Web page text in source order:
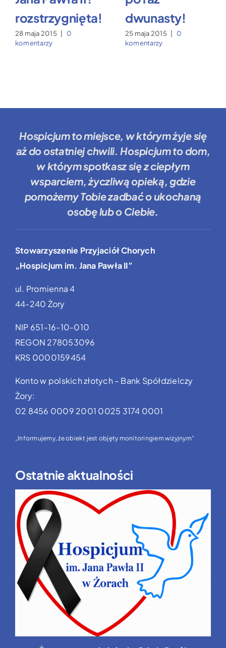
rozstrzygnięta!
28 maja 2015
0
komentarzy
dwunasty!
25 maja 2015
0
komentarzy
Hospicjum to miejsce, w którym żyje się
aż do ostatniej chwili. Hospicjum to dom,
w którym spotkasz się z ciepłym
wsparciem, życzliwą opieką, gdzie
pomożemy Tobiezadbać o ukochaną
osobę lub o Ciebie.
Stowarzyszenie Przyjaciół Chorych
„Hospicjum im. Jana Pawła II”
ul. Promienna 4
44-240 Żory
NIP 651-16-10-010
REGON 278053096
KRS 0000159454
Konto w polskich złotych – Bank Spółdzielczy
Żory:
02 8456 0009 2001 0025 3174 0001
„Informujemy, że obiekt jest objęty monitoringiem wizyjnym”
Ostatnie aktualności